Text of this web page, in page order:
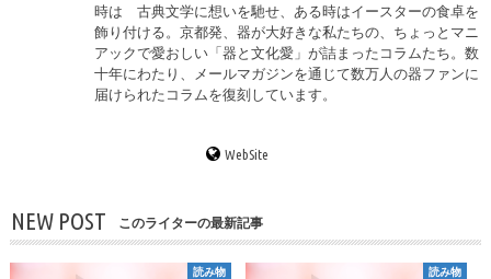
時は 古典文学に想いを馳せ、ある時はイースターの食卓を
飾り付ける。京都発、器が大好きな私たちの、ちょっとマニ
アックで愛おしい「器と文化愛」が詰まったコラムたち。数
十年にわたり、メールマガジンを通じて数万人の器ファンに
届けられたコラムを復刻しています。
WebSite
NEW POST このライターの最新記事
読み物 読み物